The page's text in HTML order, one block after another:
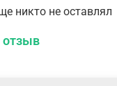
никто не оставлял
отзыв